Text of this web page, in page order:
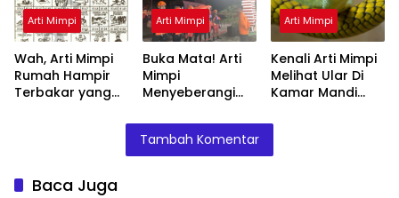
Arti Mimpi
Wah, Arti Mimpi
Rumah Hampir
Terbakar yang
Arti Mimpi
Buka Mata! Arti
Mimpi
Menyeberangi
Teman Ternyata
Ini Artinya
Menurut Pakar
Arti Mimpi
Kenali Arti Mimpi
Melihat Ular Di
Kamar Mandi
Ini Penjelasannya
Tambah Komentar
Baca Juga